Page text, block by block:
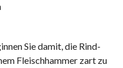
Sie damit, die Rind-
Fleischhammer zart zu